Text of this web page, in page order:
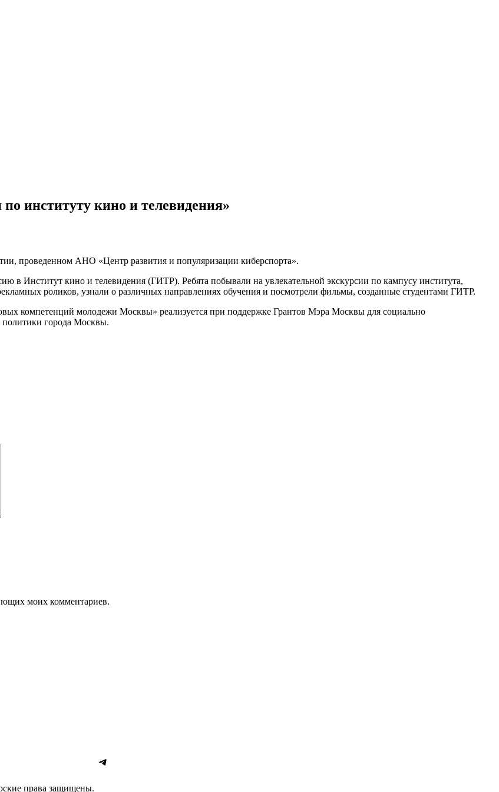
институту кино и телевидения»
проведенном АНО «Центр развития и популяризации киберспорта».
Институт кино и телевидения (ГИТР). Ребята побывали на увлекательной экскурсии по кампусу института,
роликов, узнали о различных направлениях обучения и посмотрели фильмы, созданные студентами ГИТР.
компетенций молодежи Москвы» реализуется при поддержке Грантов Мэра Москвы для социально
города Москвы.
моих комментариев.
Telegram
права защищены.